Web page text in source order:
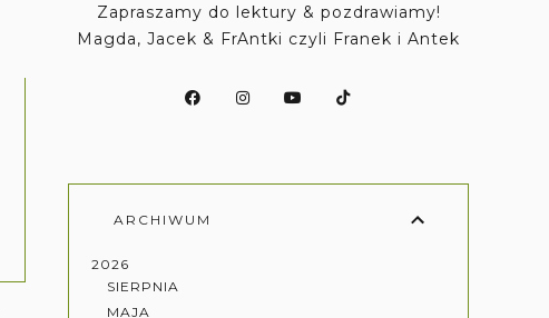
Zapraszamy do lektury & pozdrawiamy!
Magda, Jacek & FrAntki czyli Franek i Antek
ARCHIWUM
2026
SIERPNIA
MAJA